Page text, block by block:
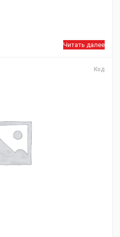
Читать далее
Код